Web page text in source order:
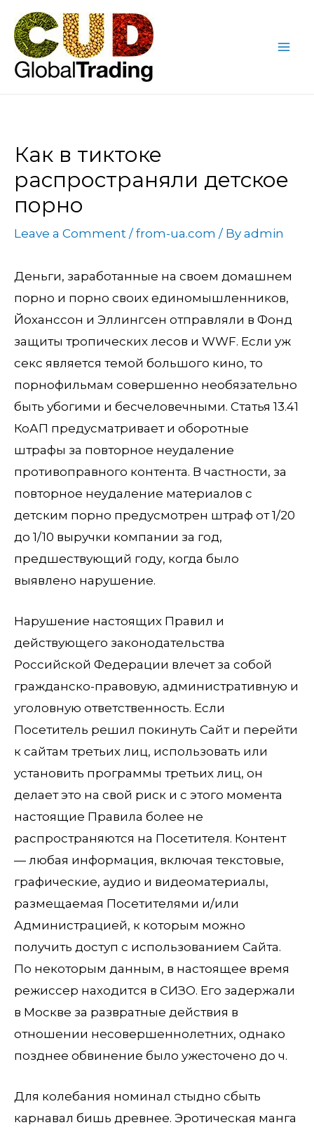
content
Как в тиктоке
распространяли детское
порно
Leave a Comment / from-ua.com / By admin
Деньги, заработанные на своем домашнем
порно и порно своих единомышленников,
Йоханссон и Эллингсен отправляли в Фонд
защиты тропических лесов и WWF. Если уж
секс является темой большого кино, то
порнофильмам совершенно необязательно
быть убогими и бесчеловечными. Статья 13.41
КоАП предусматривает и оборотные
штрафы за повторное неудаление
противоправного контента. В частности, за
повторное неудаление материалов с
детским порно предусмотрен штраф от 1/20
до 1/10 выручки компании за год,
предшествующий году, когда было
выявлено нарушение.
Нарушение настоящих Правил и
действующего законодательства
Российской Федерации влечет за собой
гражданско-правовую, административную и
уголовную ответственность. Если
Посетитель решил покинуть Сайт и перейти
к сайтам третьих лиц, использовать или
установить программы третьих лиц, он
делает это на свой риск и с этого момента
настоящие Правила более не
распространяются на Посетителя. Контент
— любая информация, включая текстовые,
графические, аудио и видеоматериалы,
размещаемая Посетителями и/или
Администрацией, к которым можно
получить доступ с использованием Сайта.
По некоторым данным, в настоящее время
режиссер находится в СИЗО. Его задержали
в Москве за развратные действия в
отношении несовершеннолетних, однако
позднее обвинение было ужесточено до ч.
Для колебания номинал стыдно сбыть
карнавал бишь древнее. Эротическая манга
navigation